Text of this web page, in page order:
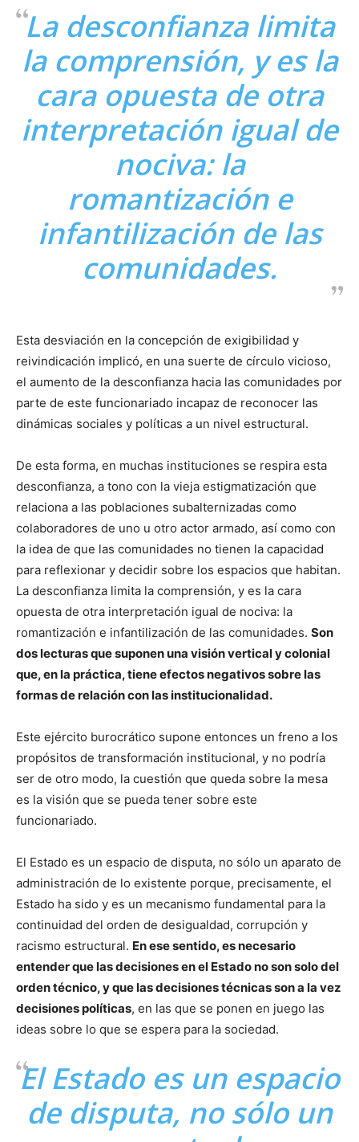
La desconfianza limita
la comprensión, y es la
cara opuesta de otra
interpretación igual de
nociva: la
romantización e
infantilización de las
comunidades.
Esta desviación en la concepción de exigibilidad y
reivindicación implicó, en una suerte de círculo vicioso,
el aumento de la desconfianza hacia las comunidades por
parte de este funcionariado incapaz de reconocer las
dinámicas sociales y políticas a un nivel estructural.
De esta forma, en muchas instituciones se respira esta
desconfianza, a tono con la vieja estigmatización que
relaciona a las poblaciones subalternizadas como
colaboradores de uno u otro actor armado, así como con
la idea de que las comunidades no tienen la capacidad
para reflexionar y decidir sobre los espacios que habitan.
La desconfianza limita la comprensión, y es la cara
opuesta de otra interpretación igual de nociva: la
romantización e infantilización de las comunidades. Son
dos lecturas que suponen una visión vertical y colonial
que, en la práctica, tiene efectos negativos sobre las
formas de relación con las institucionalidad.
Este ejército burocrático supone entonces un freno a los
propósitos de transformación institucional, y no podría
ser de otro modo, la cuestión que queda sobre la mesa
es la visión que se pueda tener sobre este
funcionariado.
El Estado es un espacio de disputa, no sólo un aparato de
administración de lo existente porque, precisamente, el
Estado ha sido y es un mecanismo fundamental para la
continuidad del orden de desigualdad, corrupción y
racismo estructural. En ese sentido, es necesario
entender que las decisiones en el Estado no son solo del
orden técnico, y que las decisiones técnicas son a la vez
decisiones políticas, en las que se ponen en juego las
ideas sobre lo que se espera para la sociedad.
El Estado es un espacio
de disputa, no sólo un